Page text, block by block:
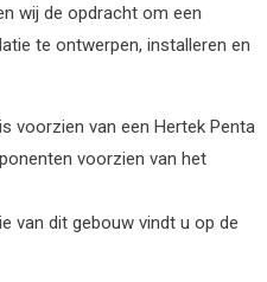
wij de opdracht om een
te ontwerpen, installeren en
voorzien van een Hertek Penta
voorzien van het
van dit gebouw vindt u op de